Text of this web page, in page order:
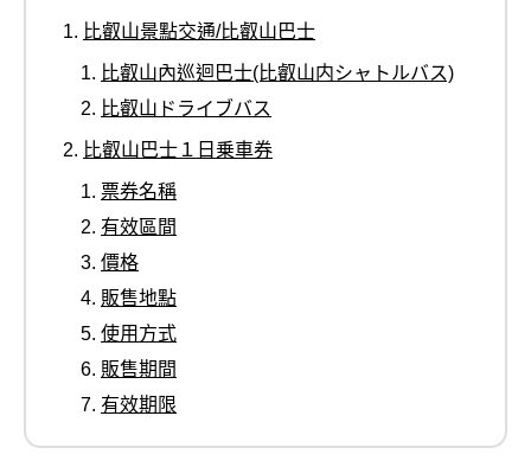
比叡山景點交通/比叡山巴士
比叡山內巡迴巴士(比叡山内シャトルバス)
比叡山ドライブバス
比叡山巴士１日乗車券
票券名稱
有效區間
價格
販售地點
使用方式
販售期間
有效期限